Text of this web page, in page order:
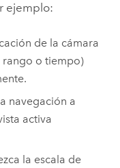
ejemplo:
de la cámara
rango o tiempo)
navegación a
activa
la escala de